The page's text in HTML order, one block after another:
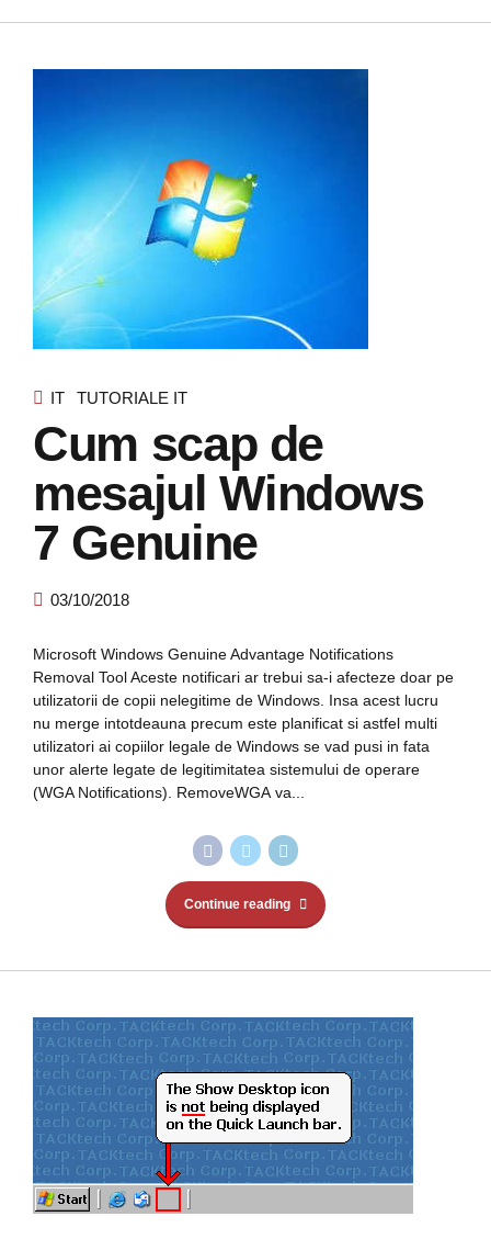
IT TUTORIALE IT
Cum scap de
mesajul Windows
7 Genuine
03/10/2018
Microsoft Windows Genuine Advantage Notifications
Removal Tool Aceste notificari ar trebui sa-i afecteze doar pe
utilizatorii de copii nelegitime de Windows. Insa acest lucru
nu merge intotdeauna precum este planificat si astfel multi
utilizatori ai copiilor legale de Windows se vad pusi in fata
unor alerte legate de legitimitatea sistemului de operare
(WGA Notifications). RemoveWGA va...
Continue reading